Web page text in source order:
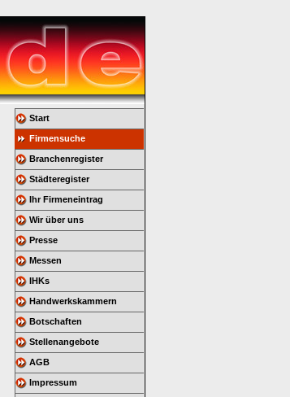
Start
Firmensuche
Branchenregister
Städteregister
Ihr Firmeneintrag
Wir über uns
Presse
Messen
IHKs
Handwerkskammern
Botschaften
Stellenangebote
AGB
Impressum